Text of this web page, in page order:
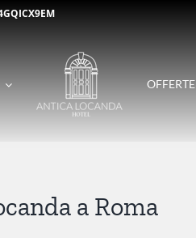
OFFERTE
a Roma